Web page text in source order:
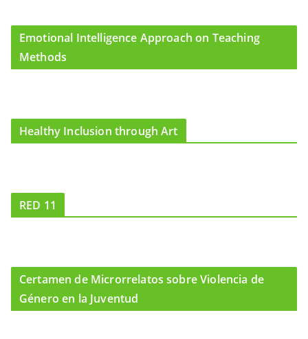
Emotional Intelligence Approach on Teaching
Methods
Healthy Inclusion through Art
RED 11
Certamen de Microrrelatos sobre Violencia de
Género en la Juventud